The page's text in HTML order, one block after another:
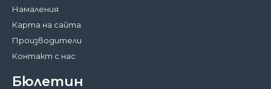
Намаления
Карта на сайта
Производители
Контакт с нас
Бюлетин